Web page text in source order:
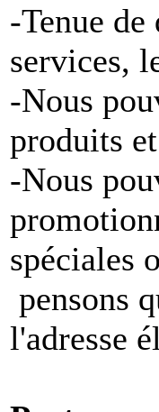
-Tenue
services,
-Nous
produits
-Nous
spéciales
pensons
l'adresse